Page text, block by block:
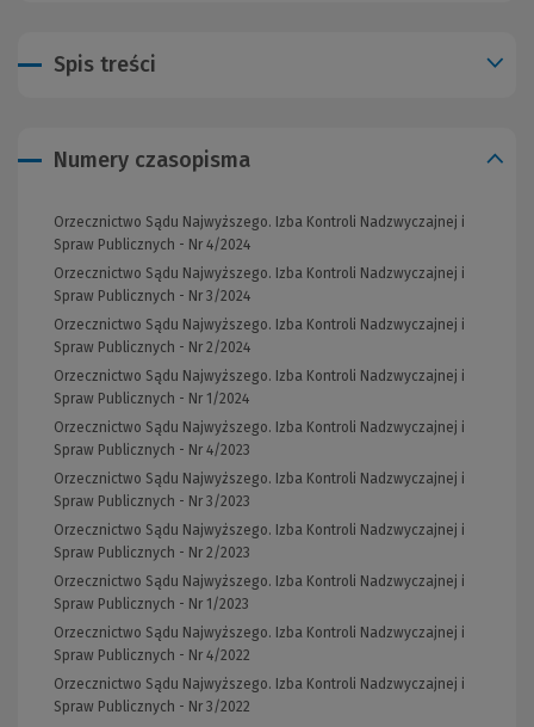
Spis treści
Numery czasopisma
Orzecznictwo Sądu Najwyższego. Izba Kontroli Nadzwyczajnej i
Spraw Publicznych - Nr 4/2024
Orzecznictwo Sądu Najwyższego. Izba Kontroli Nadzwyczajnej i
Spraw Publicznych - Nr 3/2024
Orzecznictwo Sądu Najwyższego. Izba Kontroli Nadzwyczajnej i
Spraw Publicznych - Nr 2/2024
Orzecznictwo Sądu Najwyższego. Izba Kontroli Nadzwyczajnej i
Spraw Publicznych - Nr 1/2024
Orzecznictwo Sądu Najwyższego. Izba Kontroli Nadzwyczajnej i
Spraw Publicznych - Nr 4/2023
Orzecznictwo Sądu Najwyższego. Izba Kontroli Nadzwyczajnej i
Spraw Publicznych - Nr 3/2023
Orzecznictwo Sądu Najwyższego. Izba Kontroli Nadzwyczajnej i
Spraw Publicznych - Nr 2/2023
Orzecznictwo Sądu Najwyższego. Izba Kontroli Nadzwyczajnej i
Spraw Publicznych - Nr 1/2023
Orzecznictwo Sądu Najwyższego. Izba Kontroli Nadzwyczajnej i
Spraw Publicznych - Nr 4/2022
Orzecznictwo Sądu Najwyższego. Izba Kontroli Nadzwyczajnej i
Spraw Publicznych - Nr 3/2022